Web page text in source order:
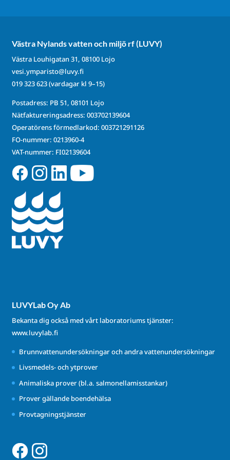
Västra Nylands vatten och miljö rf (LUVY)
Västra Louhigatan 31, 08100 Lojo
vesi.ymparisto@luvy.fi
019 323 623(vardagar kl 9–15)
Postadress: PB 51, 08101 Lojo
Nätfaktureringsadress: 003702139604
Operatörens förmedlarkod: 003721291126
FO-nummer: 0213960-4
VAT-nummer: FI02139604
LUVYLab Oy Ab
Bekanta dig också med vårt laboratoriums tjänster:
www.luvylab.fi
Brunnvattenundersökningar och andra vattenundersökningar
Livsmedels- och ytprover
Animaliska prover (bl.a. salmonellamisstankar)
Prover gällande boendehälsa
Provtagningstjänster